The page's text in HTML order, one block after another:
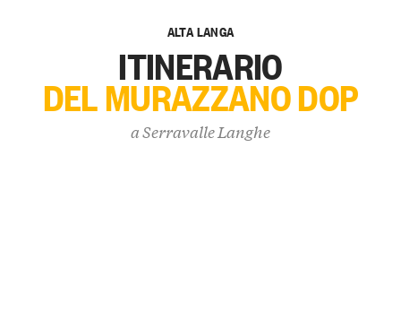
ALTA LANGA
ITINERARIO
DEL MURAZZANO DOP
aSerravalle Langhe